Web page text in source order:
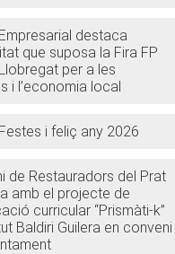
destaca
que suposa la Fira FP
per a les
i l’economia local
i feliç any 2026
de Restauradors del Prat
amb el projecte de
curricular “Prismàti-k”
Baldiri Guilera en conveni